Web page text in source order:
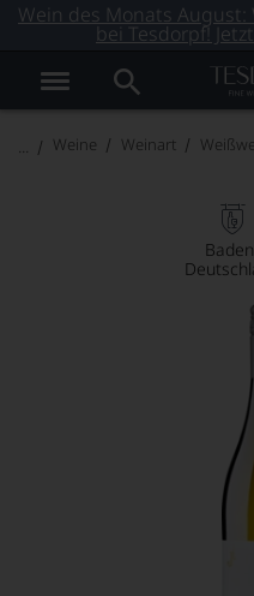
Wein des Monats
bei Tesdorpf!
Weine Weinart
Baden